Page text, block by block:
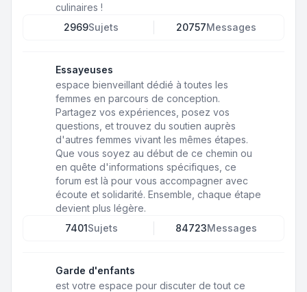
culinaires !
2969Sujets 20757Messages
Essayeuses
espace bienveillant dédié à toutes les
femmes en parcours de conception.
Partagez vos expériences, posez vos
questions, et trouvez du soutien auprès
d'autres femmes vivant les mêmes étapes.
Que vous soyez au début de ce chemin ou
en quête d'informations spécifiques, ce
forum est là pour vous accompagner avec
écoute et solidarité. Ensemble, chaque étape
devient plus légère.
7401Sujets 84723Messages
Garde d'enfants
est votre espace pour discuter de tout ce